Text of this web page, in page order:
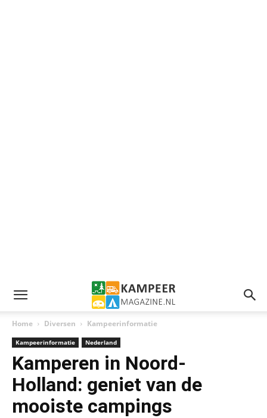
Home Diversen Kampeerinformatie
Kampeerinformatie Nederland
Kamperen in Noord-
Holland: geniet van de
mooiste campings